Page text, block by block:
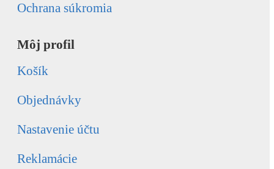
Ochrana súkromia
Môj profil
Košík
Objednávky
Nastavenie účtu
Reklamácie